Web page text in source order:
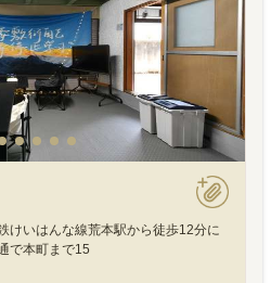
けいはんな線荒本駅から徒歩12分に
で本町まで15